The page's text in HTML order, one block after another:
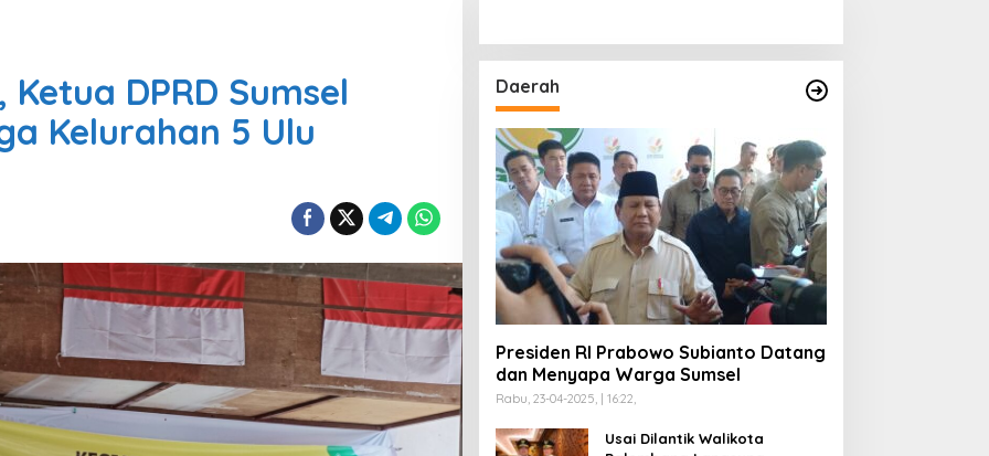
DPRD Sumsel
Kelurahan 5 Ulu
Daerah
Presiden RI Prabowo Subianto Datang
dan Menyapa Warga Sumsel
Rabu, 23-04-2025, | 16:22,
Usai Dilantik Walikota